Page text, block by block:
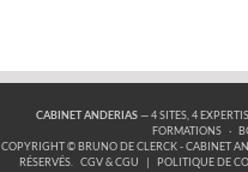
CABINET ANDERIAS— 4 SITES, 4
FORMATIONS ·
COPYRIGHT © BRUNO DE CLERCK - CABINET
RÉSERVÉS. CGV & CGU POLITIQUE DE